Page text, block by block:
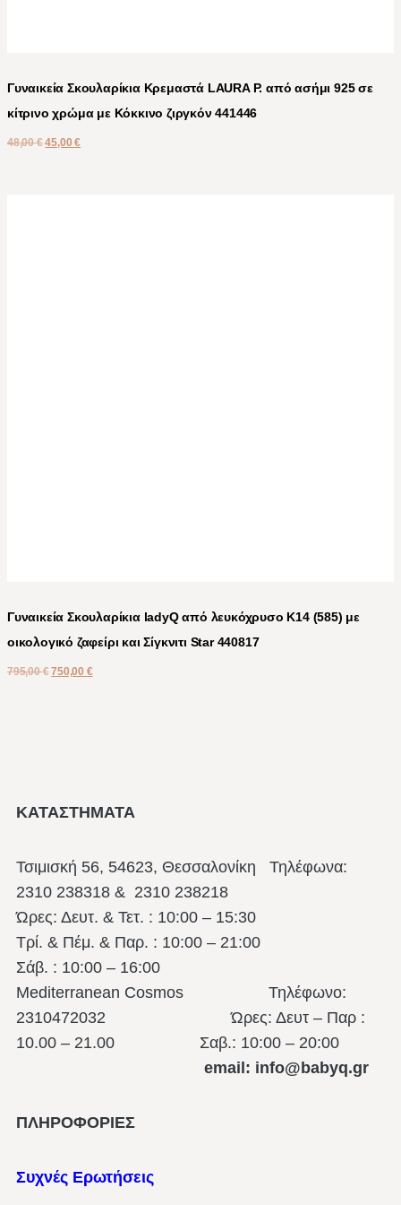
Γυναικεία Σκουλαρίκια Κρεμαστά LAURA P. από ασήμι 925 σε
κίτρινο χρώμα με Κόκκινο ζιργκόν 441446
48,00€ 45,00€
Γυναικεία Σκουλαρίκια ladyQ από λευκόχρυσο Κ14 (585) με
οικολογικό ζαφείρι και Σίγκνιτι Star 440817
795,00€ 750,00 €
ΚΑΤΑΣΤΗΜΑΤΑ
Τσιμισκή 56, 54623, Θεσσαλονίκη Τηλέφωνα:
2310 238318 & 2310 238218
Ώρες: Δευτ. & Τετ. : 10:00 – 15:30
Τρί. & Πέμ. & Παρ. : 10:00 – 21:00
Σάβ. : 10:00 – 16:00
Mediterranean Cosmos Τηλέφωνο:
2310472032 Ώρες: Δευτ – Παρ :
10.00 – 21.00 Σαβ.: 10:00 – 20:00
email: info@babyq.gr
ΠΛΗΡΟΦΟΡΙΕΣ
Συχνές Ερωτήσεις